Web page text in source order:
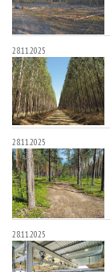
28.11.2025
28.11.2025
28.11.2025